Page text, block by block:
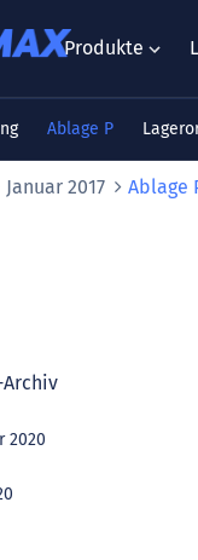
Produkte
Ablage P
Januar 2017 Ablage
2020